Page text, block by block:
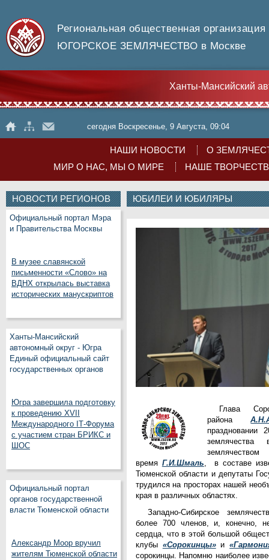
Региональная общественная организация
ЮГОРСКОЕ ЗЕМЛЯЧЕСТВО в Москве
Ханты-Мансийский
сегодня Воскресенье, 9 Августа, 09:04
НАШИ НОВОСТИ
О
МИР О НАС, МЫ О МИРЕ
НАШЕ
НОВОСТИ РЕГИОНОВ
Официальный портал Мэра
и Правительства Москвы
В музее славянской
письменности «Слово» на
ВДНХ открылась выставка
исторических манускриптов
Ханты-Мансийский
автономный округ - Югра
Единый официальный сайт
государственных органов
Югра завершила подготовку
к проведению XVII
Международного IT‑Форума
с участием стран БРИКС и
ШОС
Официальный портал
органов государственной
власти Тюменской области
Александр Моор вручил
жителям Тюменской области
ЮБИЛЕИ И ЮБИЛЯРЫ
Глава
района
праздновании
время Г.И.Шмаль, в составе
Тюменской области и депутаты
трудился на просторах нашей
края в различных областях.
Западно-Сибирское
более 700 членов, и, конечно,
сердца, что в этой большой
клубы «Сорокинцы»и
сорокинцы. Напомню наиболее